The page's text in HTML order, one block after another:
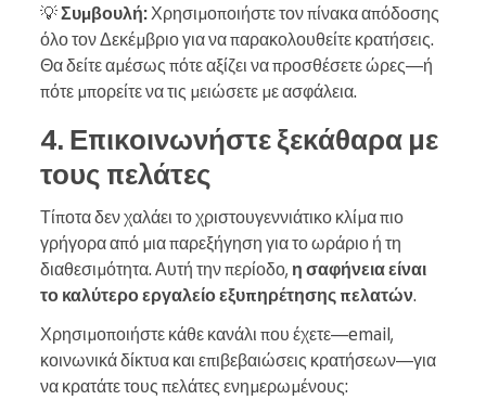
💡Συμβουλή: Χρησιμοποιήστε τον πίνακα απόδοσης
όλο τον Δεκέμβριο για να παρακολουθείτε κρατήσεις.
Θα δείτε αμέσως πότε αξίζει να προσθέσετε ώρες—ή
πότε μπορείτε να τις μειώσετε με ασφάλεια.
4. Επικοινωνήστε ξεκάθαρα με
τους πελάτες
Τίποτα δεν χαλάει το χριστουγεννιάτικο κλίμα πιο
γρήγορα από μια παρεξήγηση για το ωράριο ή τη
διαθεσιμότητα. Αυτή την περίοδο, η σαφήνεια είναι
το καλύτερο εργαλείο εξυπηρέτησης πελατών.
Χρησιμοποιήστε κάθε κανάλι που έχετε—email,
κοινωνικά δίκτυα και επιβεβαιώσεις κρατήσεων—για
να κρατάτε τους πελάτες ενημερωμένους: